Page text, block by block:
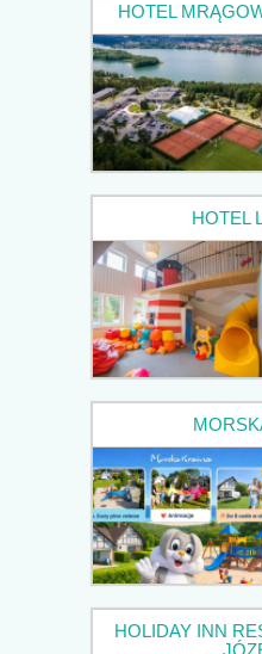
HOTEL
HOTEL
HOLIDAY INN